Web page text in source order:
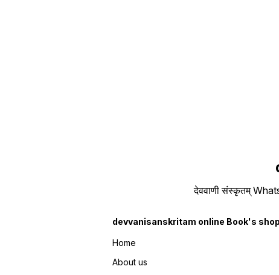
देववाणी संस्कृतम्
devvanisanskritam online Book's shop
Home
About us